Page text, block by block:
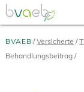
Zum
Seiteninhalt
springen
Zur
Navigation
springen
Zur
Mobilen
Navigation
BVAEB Versicherte
Behandlungsbeitrag